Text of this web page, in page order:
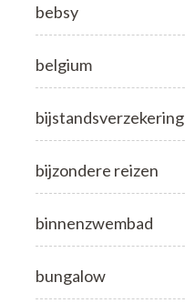
bebsy
belgium
bijstandsverzekering
bijzondere reizen
binnenzwembad
bungalow